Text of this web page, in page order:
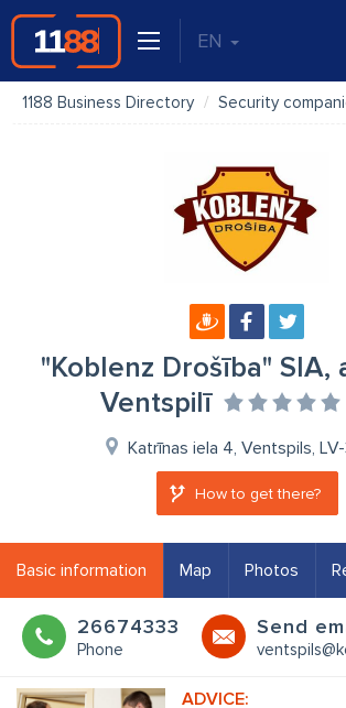
EN
1188 Business Directory Security
"Koblenz Drošība" SIA,
Ventspilī
Katrīnas iela 4, Ventspils,
How to get there?
Basic information Map Photos
26674333
Phone
Send